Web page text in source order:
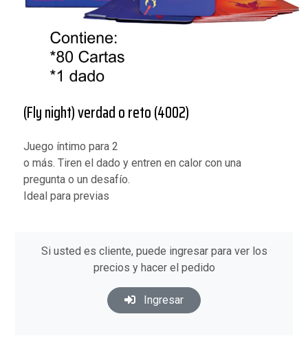
(Fly night) verdad o reto (4002)
Juego íntimo para 2
o más. Tiren el dado y entren en calor con una
pregunta o un desafío.
Ideal para previas
Si usted es cliente, puede ingresar para ver los
precios y hacer el pedido
Ingresar